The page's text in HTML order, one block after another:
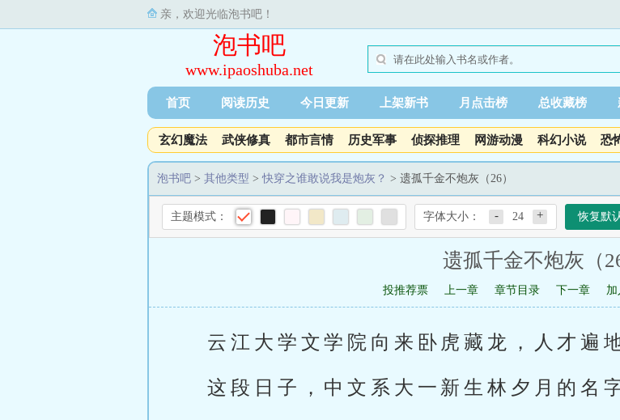
亲，欢迎光临泡书吧！
泡书吧
www.ipaoshuba.net
首页 阅读历史 今日更新 上架新书 月点击榜 总收藏榜
玄幻魔法 武侠修真 都市言情 历史军事 侦探推理 网游动漫 科幻小说 恐
泡书吧 > 其他类型 >快穿之谁敢说我是炮灰？ > 遗孤千金不炮灰（26）
主题模式： 字体大小： - 24 + 恢复默
遗孤千金不炮灰（26
投推荐票 上一章 章节目录 下一章
云江大学文学院向来卧虎藏龙，人才遍
这段日子，中文系大一新生林夕月的名